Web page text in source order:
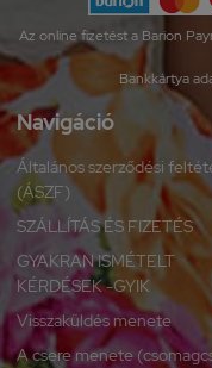
Az online fizetést a Barion
Bankkártya
Navigáció
Általános szerződési
(ÁSZF)
SZÁLLÍTÁS ÉS FIZETÉS
GYAKRAN ISMÉTELT
KÉRDÉSEK -GYIK
Visszaküldés menete
A csere menete